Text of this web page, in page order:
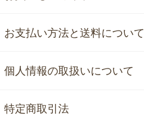
お支払い方法と送料について
個人情報の取扱いについて
特定商取引法